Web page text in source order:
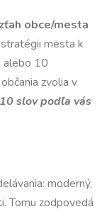
obce/mesta
mesta k
alebo 10
zvolia v
slov podľa vás
moderný,
Tomu zodpovedá